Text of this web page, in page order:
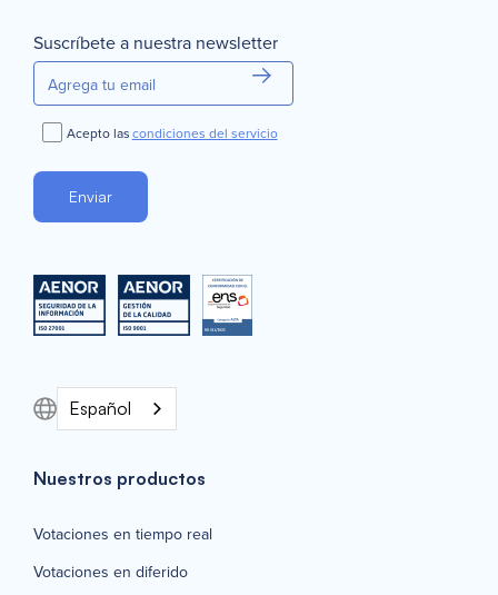
Suscríbete a nuestra newsletter
Acepto lascondiciones del servicio
Español
Nuestros productos
Votaciones en tiempo real
Votaciones en diferido